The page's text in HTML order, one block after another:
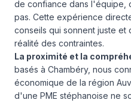
de confiance dans l'équipe,
pas. Cette expérience
conseils qui sonnent juste et
réalité des contraintes.
La proximité et la
basés à Chambéry, nous
économique de la région
d'une PME stéphanoise ne